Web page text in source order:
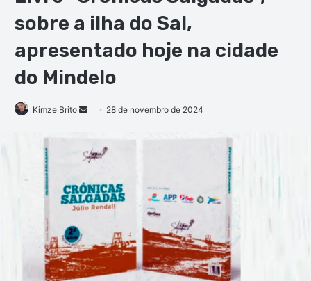
sobre a ilha do Sal,
apresentado hoje na cidade
do Mindelo
Kimze Brito
Mande
mail
28 de novembro de 2024